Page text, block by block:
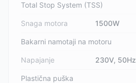
Total Stop System (TSS)
Snaga motora 1500W
Bakarni namotaji na motoru
Napajanje 230V, 50Hz
Plastična puška